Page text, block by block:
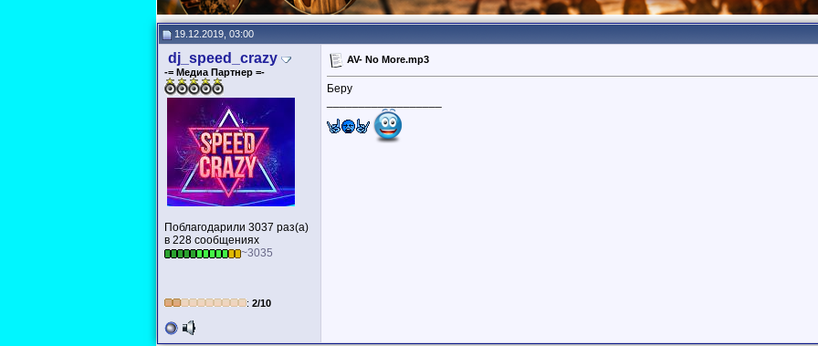
19.12.2019, 03:00
dj_speed_crazy
-= Медиа Партнер =-
Поблагодарили 3037 раз(а)
в 228 сообщениях
~3035
: 2/10
AV- No More.mp3
Беру